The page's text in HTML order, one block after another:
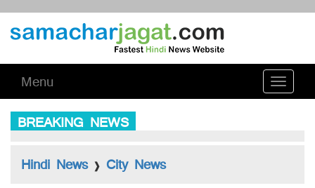
Toggle
Menu
BREAKING NEWS
Hindi News❱ City News